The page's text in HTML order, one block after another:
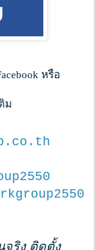
หรือ
ม
จริง ติดตั้ง